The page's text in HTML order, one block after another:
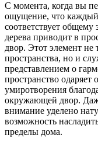
С момента, когда вы
ощущение, что каждый
соответствует
дерева приводит в
двор. Этот элемент не
пространства, но и
представлением о
пространство
умиротворения
окружающей двор.
внимание уделено
возможность
пределы дома.